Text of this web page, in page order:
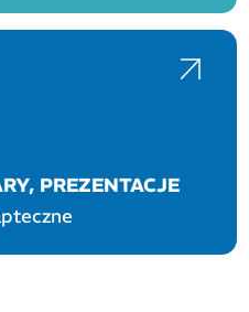
PREZENTACJE